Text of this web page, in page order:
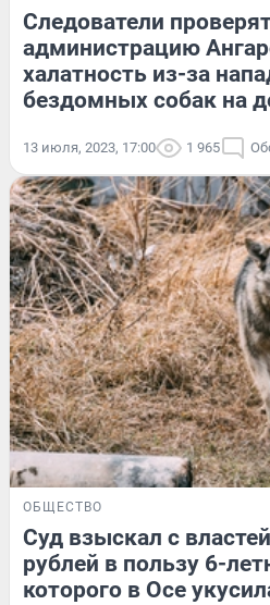
Следователи
администрацию
халатность из-за
бездомных собак на
13 июля, 2023, 17:00 1 965
ОБЩЕСТВО
Суд взыскал с
рублей в пользу 6-
которого в Осе